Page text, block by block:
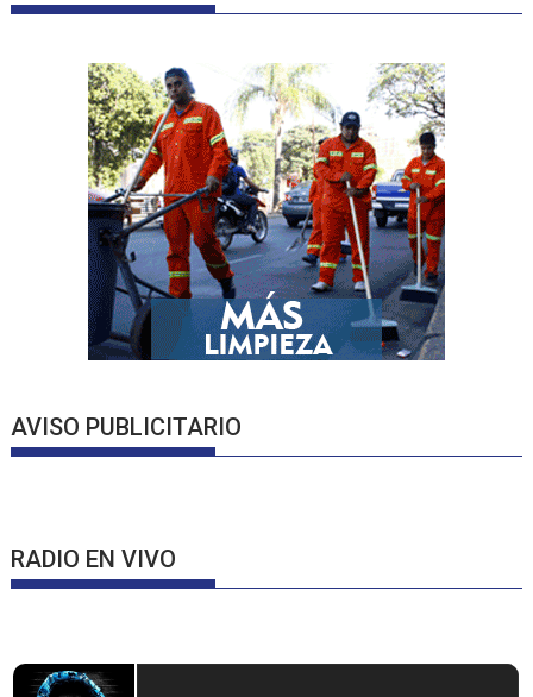
AVISO PUBLICITARIO
RADIO EN VIVO